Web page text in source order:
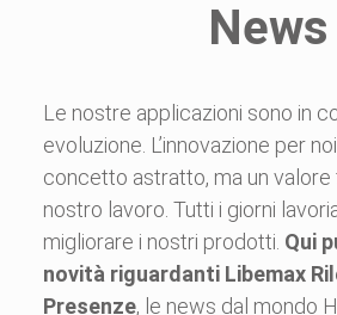
News
Le nostre applicazioni sono in
evoluzione. L’innovazione per
concetto astratto, ma un valore
nostro lavoro. Tutti i giorni
migliorare i nostri prodotti. Qui
novità riguardanti Libemax
Presenze, le news dal mondo